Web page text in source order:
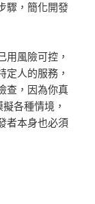
驟，簡化開發
用風險可控，
定人的服務，
查，因為你真
各種情境，
者本身也必須